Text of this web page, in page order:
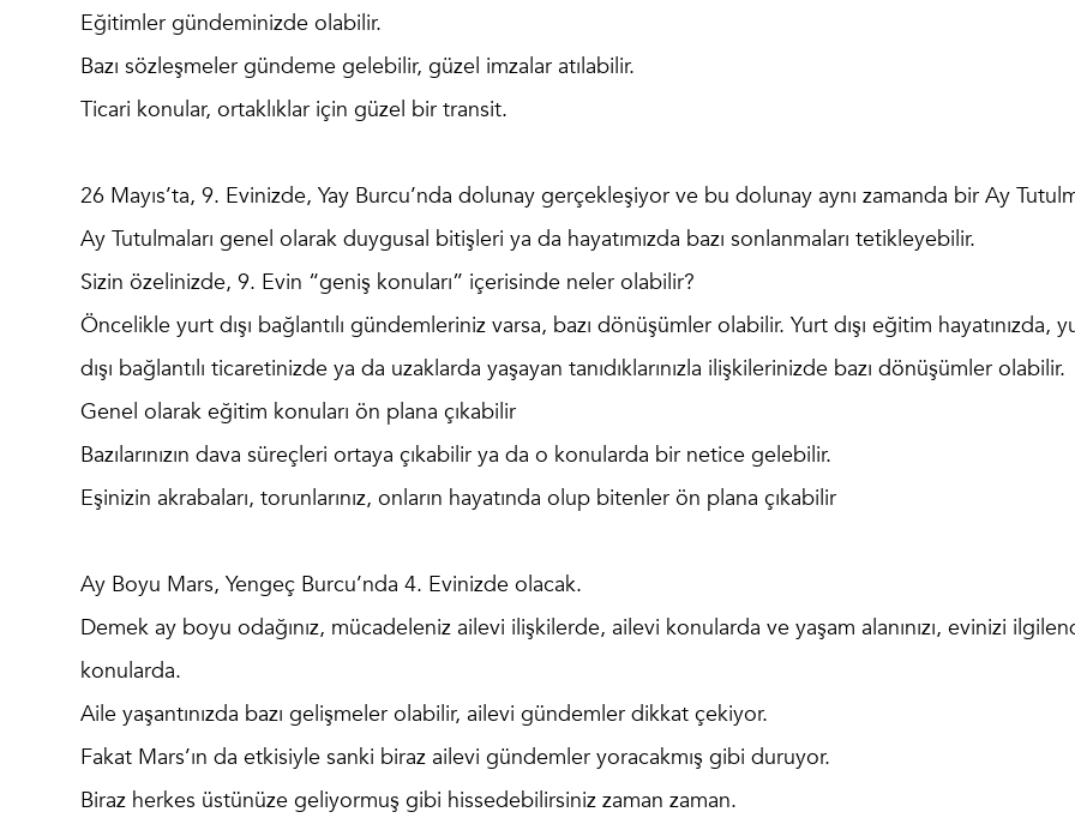
Eğitimler gündeminizde olabilir.
Bazı sözleşmeler gündeme gelebilir, güzel imzalar atılabilir.
Ticari konular, ortaklıklar için güzel bir transit.
26 Mayıs’ta, 9. Evinizde, Yay Burcu’nda dolunay gerçekleşiyor ve bu dolunay aynı zamanda bir Ay
Ay Tutulmaları genel olarak duygusal bitişleri ya da hayatımızda bazı sonlanmaları tetikleyebilir.
Sizin özelinizde, 9. Evin “geniş konuları” içerisinde neler olabilir?
Öncelikle yurt dışı bağlantılı gündemleriniz varsa, bazı dönüşümler olabilir. Yurt dışı eğitim hayatınızda,
dışı bağlantılı ticaretinizde ya da uzaklarda yaşayan tanıdıklarınızla ilişkilerinizde bazı dönüşümler olabilir.
Genel olarak eğitim konuları ön plana çıkabilir
Bazılarınızın dava süreçleri ortaya çıkabilir ya da o konularda bir netice gelebilir.
Eşinizin akrabaları, torunlarınız, onların hayatında olup bitenler ön plana çıkabilir
Ay Boyu Mars, Yengeç Burcu’nda 4. Evinizde olacak.
Demek ay boyu odağınız, mücadeleniz ailevi ilişkilerde, ailevi konularda ve yaşam alanınızı, evinizi
konularda.
Aile yaşantınızda bazı gelişmeler olabilir, ailevi gündemler dikkat çekiyor.
Fakat Mars’ın da etkisiyle sanki biraz ailevi gündemler yoracakmış gibi duruyor.
Biraz herkes üstünüze geliyormuş gibi hissedebilirsiniz zaman zaman.